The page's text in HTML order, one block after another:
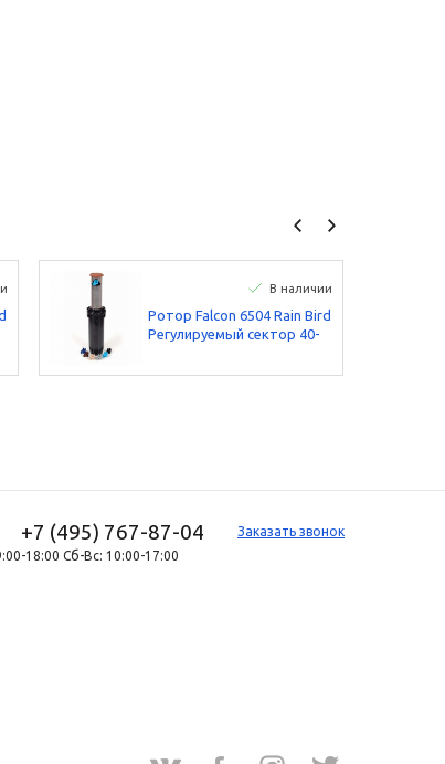
В наличии
Ротор Falcon 6504 Rain Bird
Регулируемый сектор 40-
Сталь
+7 (495) 767-87-04
Заказать звонок
18:00 Сб-Вс: 10:00-17:00